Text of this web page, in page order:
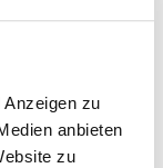
zu
anbieten
zu